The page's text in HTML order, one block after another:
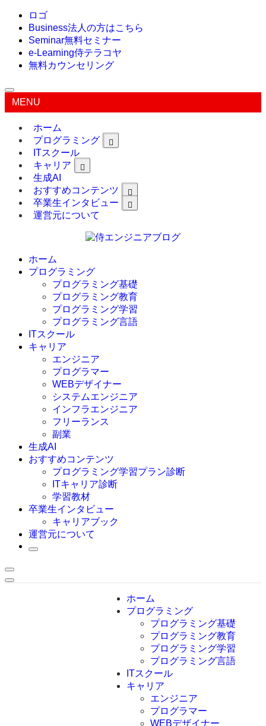
ロゴ
Business法人の方はこちら
Seminar無料セミナー
e-Learning侍テラコヤ
無料カウンセリング
MENU
ホーム
プログラミング
ITスクール
キャリア
生成AI
おすすめコンテンツ
卒業生インタビュー
運営元について
ホーム
プログラミング
プログラミング基礎
プログラミング教育
プログラミング学習
プログラミング言語
C言語
C#
VBA
Go言語
Kotlin
Java
JavaScript
Swift
Ruby
その他言語
ITスクール
キャリア
エンジニア
プログラマー
WEBデザイナー
システムエンジニア
インフラエンジニア
フリーランス
副業
生成AI
おすすめコンテンツ
プログラミング学習プラン診断
ITキャリア診断
学習教材
卒業生インタビュー
キャリアブック
運営元について
ホーム
プログラミング
プログラミング基礎
プログラミング教育
プログラミング学習
プログラミング言語
C言語
C#
VBA
ITスクール
キャリア
エンジニア
プログラマー
WEBデザイナー